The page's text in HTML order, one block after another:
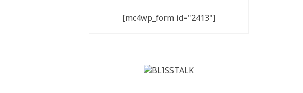
[mc4wp_form id="2413"]